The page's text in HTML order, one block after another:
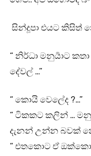
සින්දූපා එයට කිසිත්
“ නිර්ධා මනුර්‍යාට
දේවල් …”
“ කොයි වෙලේද ?…”
“ ටිකකට කලින් …
දැනන් උන්න බවක්
“ එතකොට ඒ